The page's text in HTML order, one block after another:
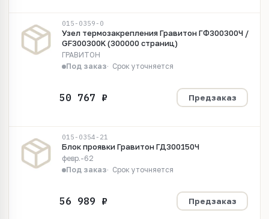
015-0359-0
Узел термозакрепления Гравитон ГФ300300Ч /
GF300300K (300000 страниц)
ГРАВИТОН
Под заказ
Срок уточняется
Предзаказ
015-0354-21
Блок проявки Гравитон ГД300150Ч
февр.-62
Под заказ
Срок уточняется
Предзаказ